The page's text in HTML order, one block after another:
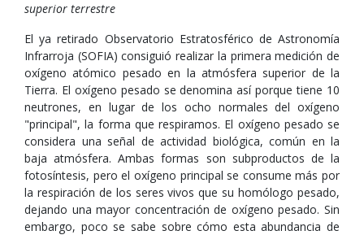
superior terrestre
El ya retirado Observatorio Estratosférico de Astronomía
Infrarroja (SOFIA) consiguió realizar la primera medición de
oxígeno atómico pesado en la atmósfera superior de la
Tierra. El oxígeno pesado se denomina así porque tiene 10
neutrones, en lugar de los ocho normales del oxígeno
"principal", la forma que respiramos. El oxígeno pesado se
considera una señal de actividad biológica, común en la
baja atmósfera. Ambas formas son subproductos de la
fotosíntesis, pero el oxígeno principal se consume más por
la respiración de los seres vivos que su homólogo pesado,
dejando una mayor concentración de oxígeno pesado. Sin
embargo, poco se sabe sobre cómo esta abundancia de